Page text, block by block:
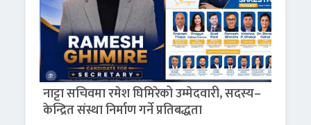
नाट्टा सचिवमा रमेश घिमिरेको उम्मेदवारी, सदस्य–
केन्द्रित संस्था निर्माण गर्ने प्रतिबद्धता